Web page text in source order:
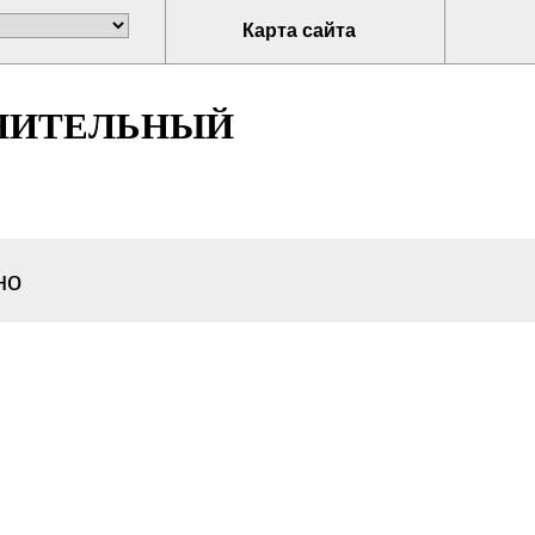
Карта сайта